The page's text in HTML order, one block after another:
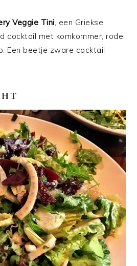
Veggie Tini, een Griekse
cocktail met komkommer, rode
Een beetje zware cocktail